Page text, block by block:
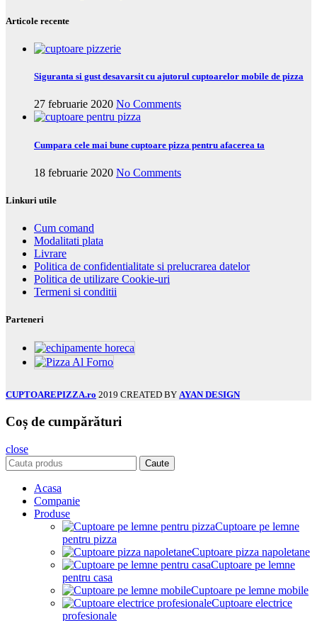
Articole recente
Siguranta si gust desavarsit cu ajutorul cuptoarelor mobile de pizza
27 februarie 2020 No Comments
Cumpara cele mai bune cuptoare pizza pentru afacerea ta
18 februarie 2020 No Comments
Linkuri utile
Cum comand
Modalitati plata
Livrare
Politica de confidentialitate si prelucrarea datelor
Politica de utilizare Cookie-uri
Termeni si conditii
Parteneri
CUPTOAREPIZZA.ro 2019 CREATED BY AYAN DESIGN
Coș de cumpărături
close
Caute
Acasa
Companie
Produse
Cuptoare pe lemne
pentru pizza
Cuptoare pizza napoletane
Cuptoare pe lemne
pentru casa
Cuptoare pe lemne mobile
Cuptoare electrice
profesionale